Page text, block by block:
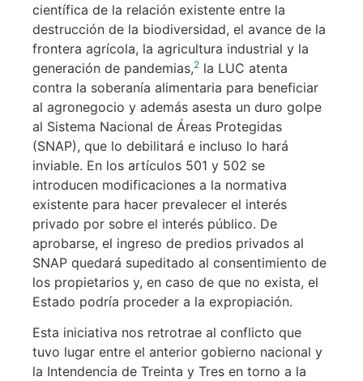
científica de la relación existente entre la
destrucción de la biodiversidad, el avance de la
frontera agrícola, la agricultura industrial y la
generación de pandemias,2 la LUC atenta
contra la soberanía alimentaria para beneficiar
al agronegocio y además asesta un duro golpe
al Sistema Nacional de Áreas Protegidas
(SNAP), que lo debilitará e incluso lo hará
inviable. En los artículos 501 y 502 se
introducen modificaciones a la normativa
existente para hacer prevalecer el interés
privado por sobre el interés público. De
aprobarse, el ingreso de predios privados al
SNAP quedará supeditado al consentimiento de
los propietarios y, en caso de que no exista, el
Estado podría proceder a la expropiación.
Esta iniciativa nos retrotrae al conflicto que
tuvo lugar entre el anterior gobierno nacional y
la Intendencia de Treinta y Tres en torno a la